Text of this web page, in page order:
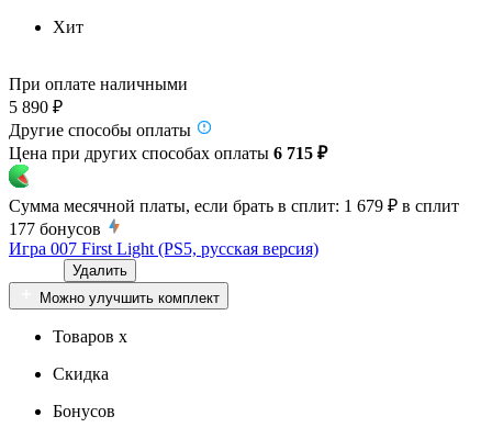
Хит
При оплате наличными
5 890 ₽
Другие способы оплаты
Цена при других способах оплаты 6 715 ₽
Сумма месячной платы, если брать в сплит: 1 679 ₽ в сплит
177 бонусов
Игра 007 First Light (PS5, русская версия)
Удалить
Можно улучшить комплект
Товаров x
Скидка
Бонусов